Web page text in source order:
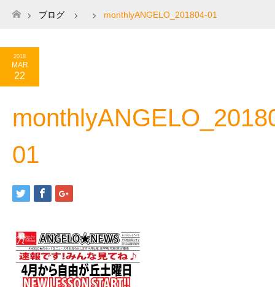
ホーム
ブログ monthlyANGELO_201804-01
2018
MAR
22
01